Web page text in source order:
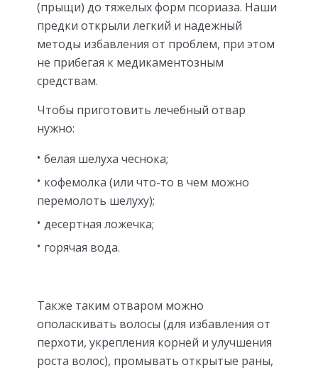
(прыщи) до тяжелых форм псориаза. Наши
предки открыли легкий и надежный
методы избавления от проблем, при этом
не прибегая к медикаментозным
средствам.
Чтобы приготовить лечебный отвар
нужно:
белая шелуха чеснока;
кофемолка (или что-то в чем можно
перемолоть шелуху);
десертная ложечка;
горячая вода.
Также таким отваром можно
ополаскивать волосы (для избавления от
перхоти, укрепления корней и улучшения
роста волос), промывать открытые раны,